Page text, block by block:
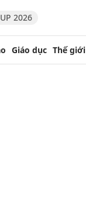
2026
Giáo dục Thế giới